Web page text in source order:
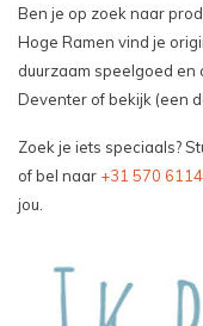
Ben je op zoek naar
Hoge Ramen vind je
duurzaam speelgoed en
Deventer of bekijk (een
Zoek je iets speciaals?
of bel naar +31 570
jou.